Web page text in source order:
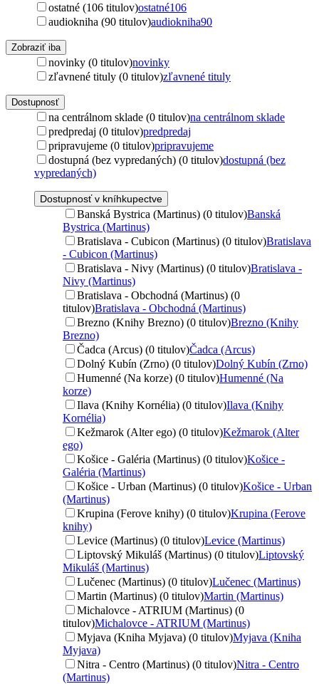
ostatné (106 titulov)ostatné106
audiokniha (90 titulov)audiokniha90
Zobraziť iba
novinky (0 titulov)novinky
zľavnené tituly (0 titulov)zľavnené tituly
Dostupnosť
na centrálnom sklade (0 titulov)na centrálnom sklade
predpredaj (0 titulov)predpredaj
pripravujeme (0 titulov)pripravujeme
dostupná (bez vypredaných) (0 titulov)dostupná (bez
vypredaných)
Dostupnosť v kníhkupectve
Banská Bystrica (Martinus) (0 titulov)Banská
Bystrica (Martinus)
Bratislava - Cubicon (Martinus) (0 titulov)Bratislava
- Cubicon (Martinus)
Bratislava - Nivy (Martinus) (0 titulov)Bratislava -
Nivy (Martinus)
Bratislava - Obchodná (Martinus) (0
titulov)Bratislava - Obchodná (Martinus)
Brezno (Knihy Brezno) (0 titulov)Brezno (Knihy
Brezno)
Čadca (Arcus) (0 titulov)Čadca (Arcus)
Dolný Kubín (Zrno) (0 titulov)Dolný Kubín (Zrno)
Humenné (Na korze) (0 titulov)Humenné (Na
korze)
Ilava (Knihy Kornélia) (0 titulov)Ilava (Knihy
Kornélia)
Kežmarok (Alter ego) (0 titulov)Kežmarok (Alter
ego)
Košice - Galéria (Martinus) (0 titulov)Košice -
Galéria (Martinus)
Košice - Urban (Martinus) (0 titulov)Košice - Urban
(Martinus)
Krupina (Ferove knihy) (0 titulov)Krupina (Ferove
knihy)
Levice (Martinus) (0 titulov)Levice (Martinus)
Liptovský Mikuláš (Martinus) (0 titulov)Liptovský
Mikuláš (Martinus)
Lučenec (Martinus) (0 titulov)Lučenec (Martinus)
Martin (Martinus) (0 titulov)Martin (Martinus)
Michalovce - ATRIUM (Martinus) (0
titulov)Michalovce - ATRIUM (Martinus)
Myjava (Kniha Myjava) (0 titulov)Myjava (Kniha
Myjava)
Nitra - Centro (Martinus) (0 titulov)Nitra - Centro
(Martinus)